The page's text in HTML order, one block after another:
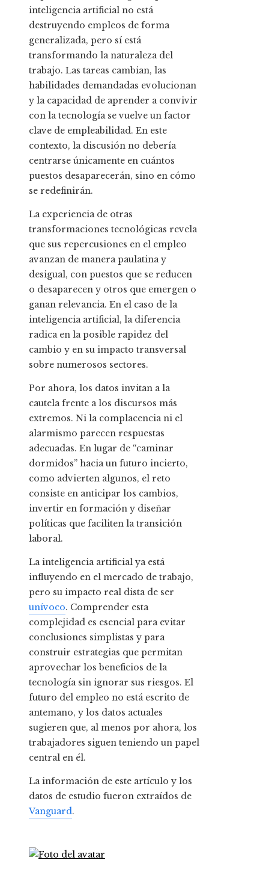
inteligencia artificial no está
destruyendo empleos de forma
generalizada, pero sí está
transformando la naturaleza del
trabajo. Las tareas cambian, las
habilidades demandadas evolucionan
y la capacidad de aprender a convivir
con la tecnología se vuelve un factor
clave de empleabilidad. En este
contexto, la discusión no debería
centrarse únicamente en cuántos
puestos desaparecerán, sino en cómo
se redefinirán.
La experiencia de otras
transformaciones tecnológicas revela
que sus repercusiones en el empleo
avanzan de manera paulatina y
desigual, con puestos que se reducen
o desaparecen y otros que emergen o
ganan relevancia. En el caso de la
inteligencia artificial, la diferencia
radica en la posible rapidez del
cambio y en su impacto transversal
sobre numerosos sectores.
Por ahora, los datos invitan a la
cautela frente a los discursos más
extremos. Ni la complacencia ni el
alarmismo parecen respuestas
adecuadas. En lugar de “caminar
dormidos” hacia un futuro incierto,
como advierten algunos, el reto
consiste en anticipar los cambios,
invertir en formación y diseñar
políticas que faciliten la transición
laboral.
La inteligencia artificial ya está
influyendo en el mercado de trabajo,
pero su impacto real dista de ser
unívoco. Comprender esta
complejidad es esencial para evitar
conclusiones simplistas y para
construir estrategias que permitan
aprovechar los beneficios de la
tecnología sin ignorar sus riesgos. El
futuro del empleo no está escrito de
antemano, y los datos actuales
sugieren que, al menos por ahora, los
trabajadores siguen teniendo un papel
central en él.
La información de este artículo y los
datos de estudio fueron extraídos de
Vanguard.